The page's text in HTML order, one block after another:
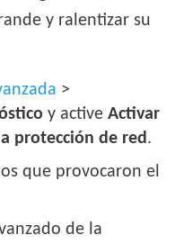
y ralentizar su
>
y activeActivar
protección de red.
que provocaron el
de la